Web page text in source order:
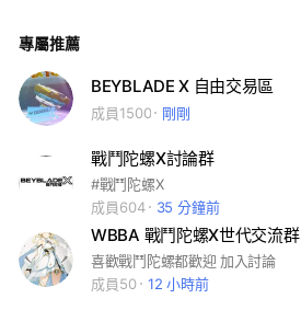
專屬推薦
BEYBLADE X 自由交易區
成員1500 剛剛
戰鬥陀螺X討論群
#戰鬥陀螺X
成員604
35 分鐘前
WBBA 戰鬥陀螺X世代交流群
喜歡戰鬥陀螺都歡迎 加入討論
成員50
12 小時前